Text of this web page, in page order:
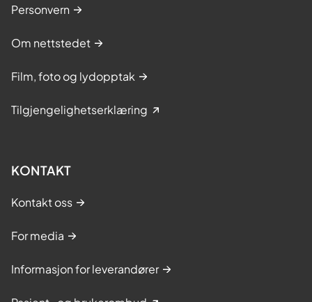
Personvern
Om nettstedet
Film, foto og lydopptak
Tilgjengelighetserklæring
KONTAKT
Kontakt oss
For media
Informasjon for leverandører